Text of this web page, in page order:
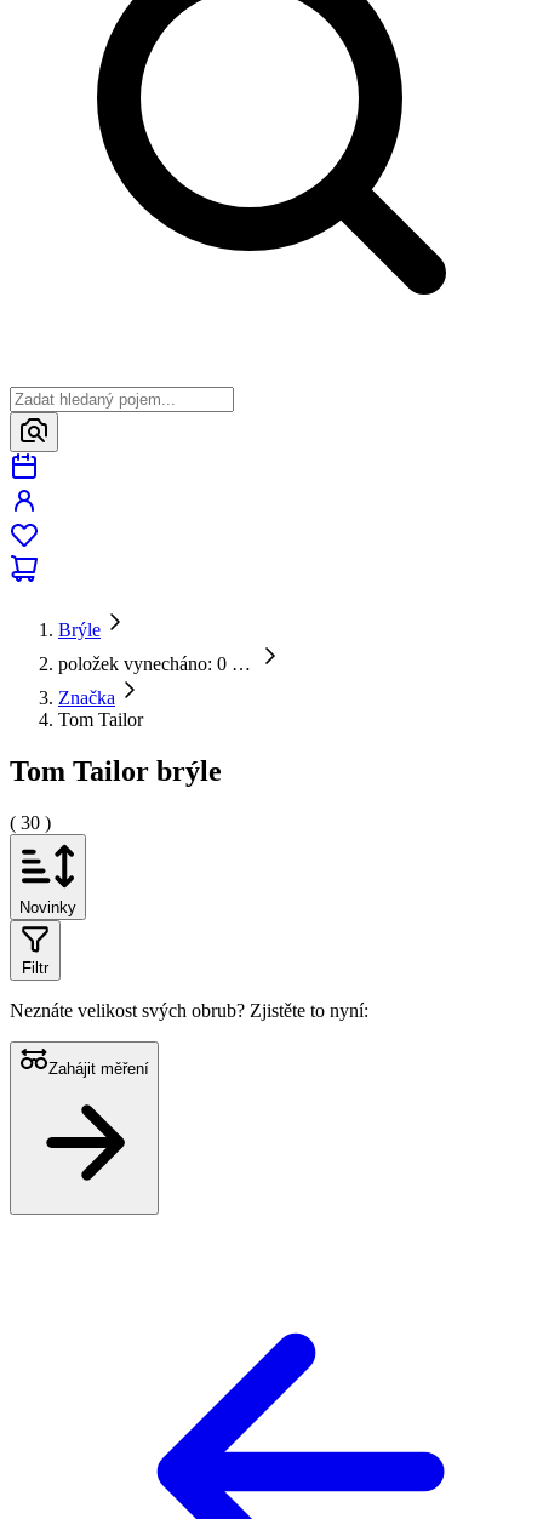
Brýle
položek vynecháno: 0 …
Značka
Tom Tailor
Tom Tailor brýle
( 30 )
Novinky
Filtr
Neznáte velikost svých obrub? Zjistěte to nyní:
Zahájit měření